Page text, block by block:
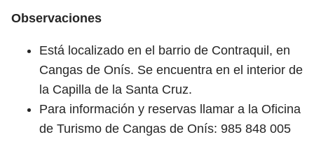
Observaciones
Está localizado en el barrio de Contraquil, en
Cangas de Onís. Se encuentra en el interior de
la Capilla de la Santa Cruz.
Para información y reservas llamar a la Oficina
de Turismo de Cangas de Onís: 985 848 005